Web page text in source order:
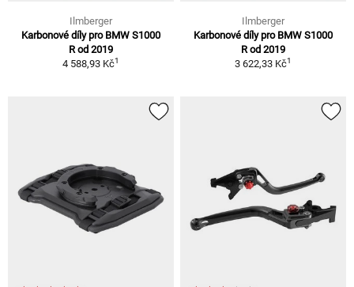
Ilmberger
Karbonové díly pro BMW S1000
R od 2019
4 588,93 Kč1
Ilmberger
Karbonové díly pro BMW S1000
R od 2019
3 622,33 Kč1